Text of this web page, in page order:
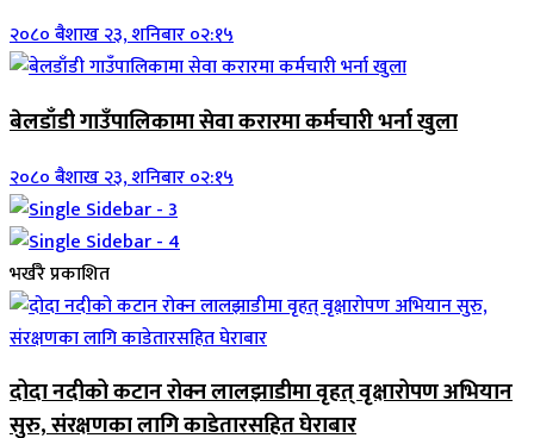
२०८० बैशाख २३, शनिबार ०२:१५
बेलडाँडी गाउँपालिकामा सेवा करारमा कर्मचारी भर्ना खुला
२०८० बैशाख २३, शनिबार ०२:१५
भर्खरै प्रकाशित
दोदा नदीको कटान रोक्न लालझाडीमा वृहत् वृक्षारोपण अभियान
सुरु, संरक्षणका लागि काडेतारसहित घेराबार